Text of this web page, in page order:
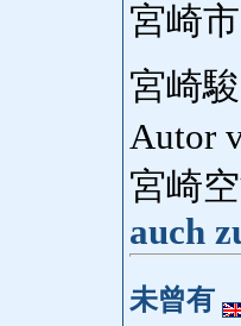
宮崎
宮崎
Autor
宮崎
auch
未曾有